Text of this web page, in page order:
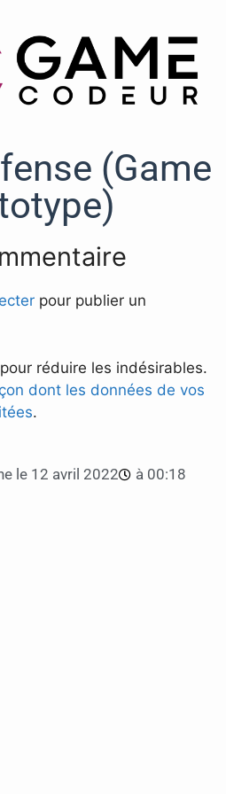
(Game
pour publier un
réduire les indésirables.
dont les données de vos
.
le 12 avril 2022 à 00:18